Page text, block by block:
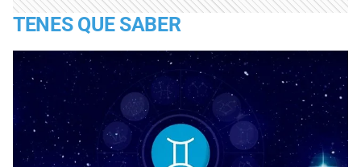
TENES QUE SABER